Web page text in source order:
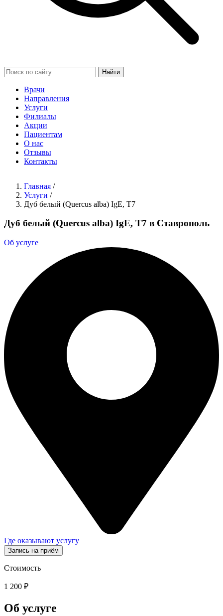
Найти
Врачи
Направления
Услуги
Филиалы
Акции
Пациентам
О нас
Отзывы
Контакты
Главная /
Услуги /
Дуб белый (Quercus alba) IgE, T7
Дуб белый (Quercus alba) IgE, T7 в Ставрополь
Об услуге
Где оказывают услугу
Запись на приём
Стоимость
1 200 ₽
Об услуге